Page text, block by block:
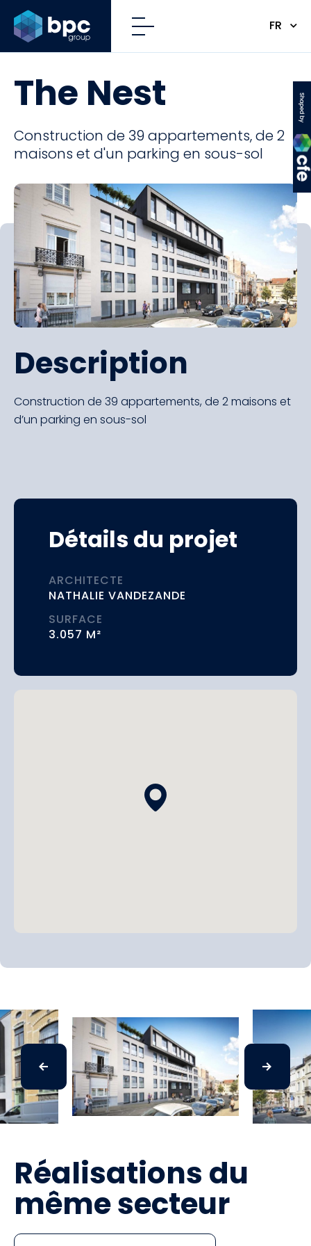
CFE
FR
The Nest
Construction de 39 appartements, de 2
maisons et d'un parking en sous-sol
Description
Construction de 39 appartements, de 2 maisons et
d’un parking en sous-sol
Détails du projet
ARCHITECTE
NATHALIE VANDEZANDE
SURFACE
3.057 M²
Réalisations du
même secteur